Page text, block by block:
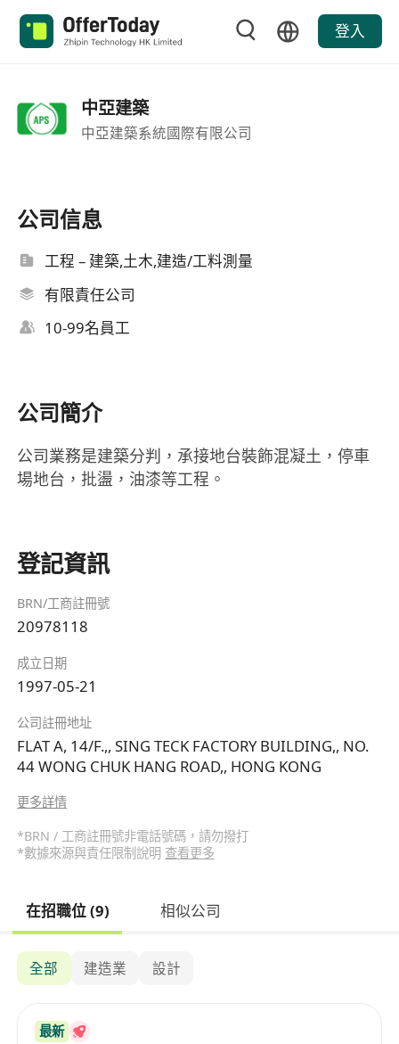
登入
中亞建築
中亞建築系統國際有限公司
公司信息
工程 – 建築,土木,建造/工料測量
有限責任公司
10-99名員工
公司簡介
公司業務是建築分判，承接地台裝飾混凝土，停車
場地台，批盪，油漆等工程。
登記資訊
BRN/工商註冊號
20978118
成立日期
1997-05-21
公司註冊地址
FLAT A, 14/F.,, SING TECK FACTORY BUILDING,, NO.
44 WONG CHUK HANG ROAD,, HONG KONG
更多詳情
*BRN / 工商註冊號非電話號碼，請勿撥打
*數據來源與責任限制說明 查看更多
在招職位 (9) 相似公司
全部 建造業 設計
最新